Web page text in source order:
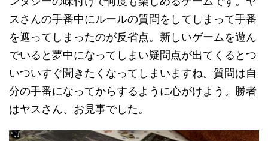
スさんの手番中にルールの質問をしてしまって手番
を遮ってしまったのが反省点。新しいゲームを遊ん
でいると夢中になってしまい疑問点が出てくるとつ
いついすぐ聞きたくなってしまいますね。質問は自
分の手番になってからするように心がけよう。勝者
はヤスさん、お見事でした。